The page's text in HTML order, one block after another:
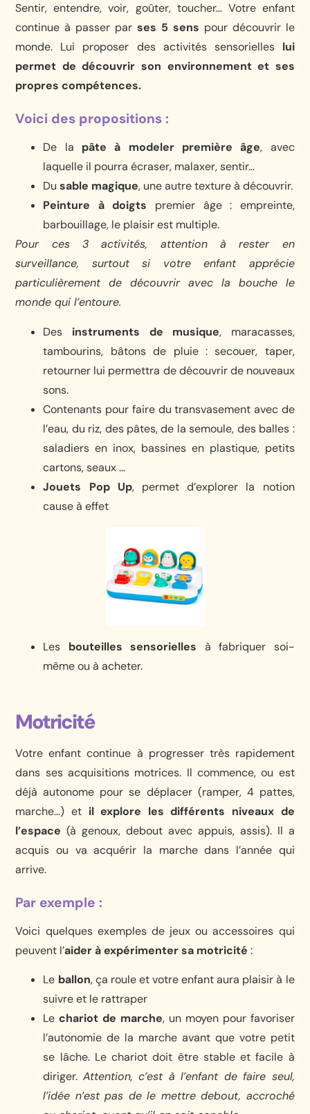
Sentir, entendre, voir, goûter, toucher… Votre enfant
continue à passer parses 5 sens pour découvrir le
monde. Lui proposer des activités sensorielles lui
permet de découvrir son environnement et ses
propres compétences.
Voici des propositions :
De la pâte à modeler première âge, avec
laquelle il pourra écraser, malaxer, sentir…
Dusable magique, une autre texture à découvrir.
Peinture à doigts premier âge : empreinte,
barbouillage, le plaisir est multiple.
Pour ces 3 activités, attention à rester en
surveillance, surtout si votre enfant apprécie
particulièrement de découvrir avec la bouche le
monde qui l’entoure.
Des instruments de musique, maracasses,
tambourins, bâtons de pluie : secouer, taper,
retourner lui permettra de découvrir de nouveaux
sons.
Contenants pour faire du transvasement avec de
l’eau, du riz, des pâtes, de la semoule, des balles :
saladiers en inox, bassines en plastique, petits
cartons, seaux …
Jouets Pop Up, permet d’explorer la notion
cause à effet
Les bouteilles sensorielles à fabriquer soi-
même ou à acheter.
Motricité
Votre enfant continue à progresser très rapidement
dans ses acquisitions motrices. Il commence, ou est
déjà autonome pour se déplacer (ramper, 4 pattes,
marche…) et il explore les différents niveaux de
l’espace (à genoux, debout avec appuis, assis). Il a
acquis ou va acquérir la marche dans l’année qui
arrive.
Par exemple :
Voici quelques exemples de jeux ou accessoires qui
peuvent l’aider à expérimenter sa motricité :
Le ballon, ça roule et votre enfant aura plaisir à le
suivre et le rattraper
Le chariot de marche, un moyen pour favoriser
l’autonomie de la marche avant que votre petit
se lâche. Le chariot doit être stable et facile à
diriger. Attention, c’est à l’enfant de faire seul,
l’idée n’est pas de le mettre debout, accroché